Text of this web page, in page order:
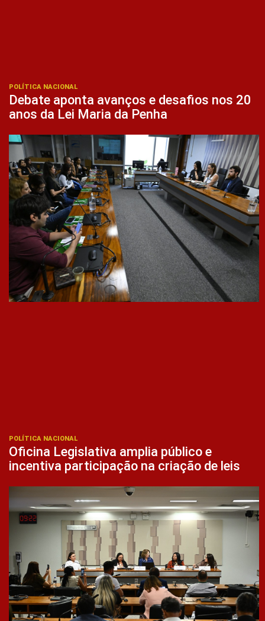
POLÍTICA NACIONAL
Debate aponta avanços e desafios nos 20
anos da Lei Maria da Penha
POLÍTICA NACIONAL
Oficina Legislativa amplia público e
incentiva participação na criação de leis